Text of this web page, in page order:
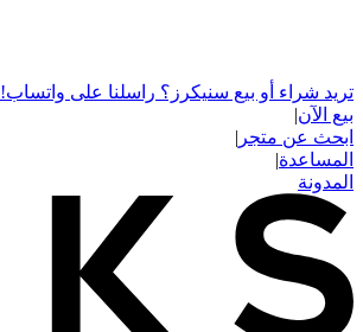
تريد شراء أو بيع سنيكرز؟ راسلنا على واتساب!
بيع الآن|
ابحث عن متجر |
المساعدة|
المدونة